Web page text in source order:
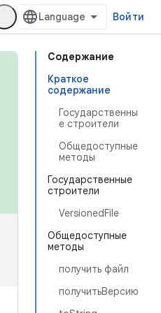
Войти
Содержание
Краткое
содержание
Государственны
е строители
Общедоступные
методы
Государственные
строители
VersionedFile
Общедоступные
методы
получить файл
получитьВерсию